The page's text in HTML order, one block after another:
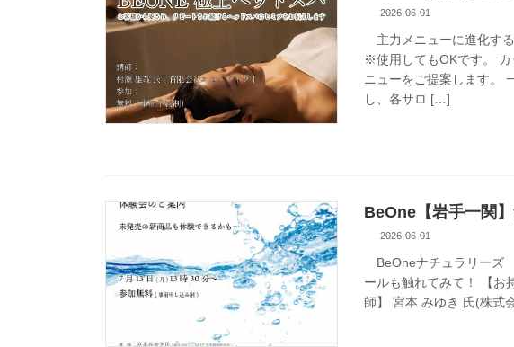
2026-06-01
主力メニューに進化す
※使用してもOKです。 カ
ニューをご提案します。
し、各サロ […]
BeOne【岩手一関
2026-06-01
BeOneナチュラリーズ
ールも触れてみて！ 【お
師】 宮本 みゆき 氏(株式